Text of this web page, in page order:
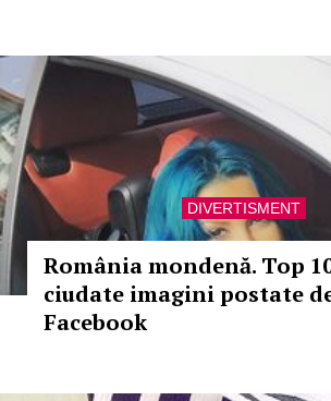
DIVERTISMENT
România mondenă. Top
ciudate imagini postate
Facebook